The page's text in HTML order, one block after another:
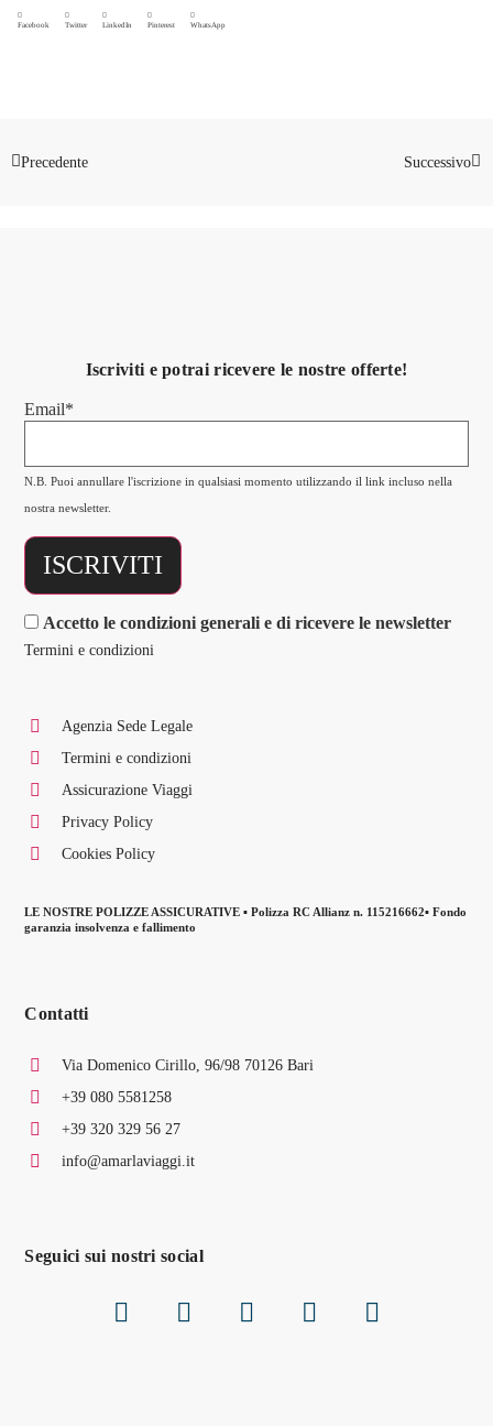
Facebook Twitter LinkedIn Pinterest WhatsApp
Precedente Successivo
Contatti
Via Domenico Cirillo, 96/98 70126 Bari
+39 080 5581258
+39 320 329 56 27
info@amarlaviaggi.it
Seguici sui nostri social
Agenzia Sede Legale
Termini e condizioni
Assicurazione Viaggi
Privacy Policy
Cookies Policy
LE NOSTRE POLIZZE ASSICURATIVE ▪ Polizza RC Allianz n. 115216662▪ Fondo
garanzia insolvenza e fallimento
Iscriviti e potrai ricevere le nostre offerte!
Email*
N.B. Puoi annullare l'iscrizione in qualsiasi momento utilizzando il link incluso nella
nostra newsletter.
Accetto le condizioni generali e di ricevere le newsletter
Termini e condizioni